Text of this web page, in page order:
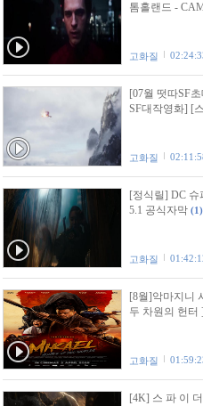
톰홀랜드 -
고화질
[07월 떳따SF
SF대작영화] [
고화질
[정식릴] DC 슈
5.1 공식자막 (1)
고화질
[8월]악마지니
두 차원의 헌터
고화질
[4K] 스 파 이